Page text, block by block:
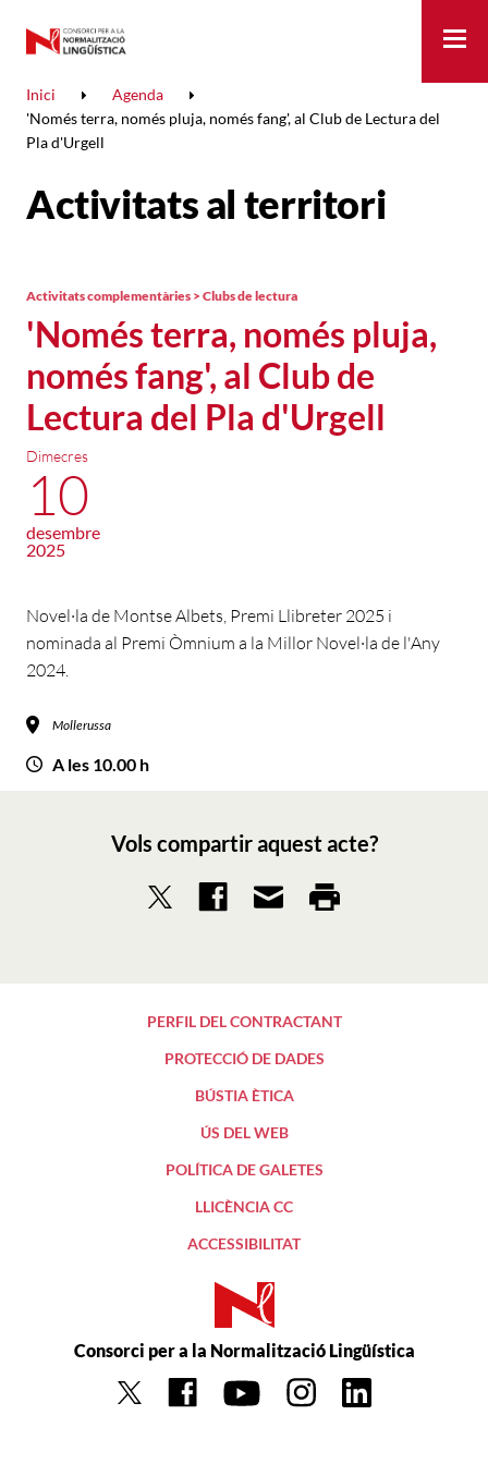
Inici
Agenda
'Només terra, només pluja, només fang', al Club de Lectura del
Pla d'Urgell
Activitats al territori
'Només terra, només pluja,
només fang', al Club de
Lectura del Pla d'Urgell
Activitats complementàries > Clubs de lectura
Dimecres
10
desembre
2025
Novel·la de Montse Albets, Premi Llibreter 2025 i
nominada al Premi Òmnium a la Millor Novel·la de l'Any
2024.
Mollerussa
A les 10.00 h
Vols compartir aquest acte?
PERFIL DEL CONTRACTANT
PROTECCIÓ DE DADES
BÚSTIA ÈTICA
ÚS DEL WEB
POLÍTICA DE GALETES
LLICÈNCIA CC
ACCESSIBILITAT
Consorci per a la Normalització Lingüística